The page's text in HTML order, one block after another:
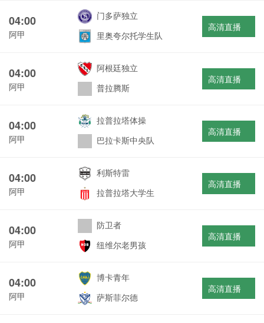
04:00
阿甲
门多萨独立
里奥夸尔托学生队
高清直播
04:00
阿甲
阿根廷独立
普拉腾斯
高清直播
04:00
阿甲
拉普拉塔体操
巴拉卡斯中央队
高清直播
04:00
阿甲
利斯特雷
拉普拉塔大学生
高清直播
04:00
阿甲
防卫者
纽维尔老男孩
高清直播
04:00
阿甲
博卡青年
萨斯菲尔德
高清直播